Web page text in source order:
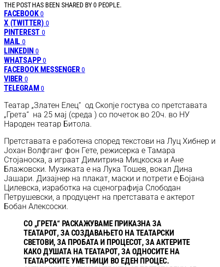
THE POST HAS BEEN SHARED BY0 PEOPLE.
FACEBOOK 0
X (TWITTER) 0
PINTEREST 0
MAIL 0
LINKEDIN 0
WHATSAPP 0
FACEBOOK MESSENGER 0
VIBER 0
TELEGRAM 0
Театар „Златен Елец“ од Скопје гостува со претставата
„Грета“ на 25 мај (среда ) со почеток во 20ч. во НУ
Народен театар Битола.
Претставата е работена според текстови на Луц Хибнер и
Јохан Волфганг фон Гете, режисерка е Тамара
Стојаноска, а играат Димитрина Мицкоска и Ане
Блажовски. Музиката е на Лука Тошев, вокал Дина
Јашари. Дизајнер на плакат, маски и потрети е Бојана
Цилевска, изработка на сценографија Слободан
Петрушевски, а продуцент на претставата е актерот
Бобан Алексоски.
СО „ГРЕТА“ РАСКАЖУВАМЕ ПРИКАЗНА ЗА
ТЕАТАРОТ, ЗА СОЗДАВАЊЕТО НА ТЕАТАРСКИ
СВЕТОВИ, ЗА ПРОБАТА И ПРОЦЕСОТ, ЗА АКТЕРИТЕ
КАКО ДУШАТА НА ТЕАТАРОТ, ЗА ОДНОСИТЕ НА
ТЕАТАРСКИТЕ УМЕТНИЦИ ВО ЕДЕН ПРОЦЕС.